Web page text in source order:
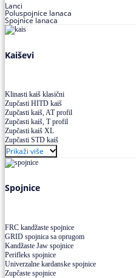
Lanci
Poluspojnice lanaca
Spojnice lanaca
Kaiševi
Klinasti kaiš klasični
Zupčasti HITD kaiš
Zupčasti kaiš, AT profil
Zupčasti kaiš, T profil
Zupčasti kaiš XL
Zupčasti STD kaiš
Uskoprofilno klinasto remenje
Uskoprofilno klinasto remenje spojeno
Uskoprofilno klinasto remenje XP extra power
Prikaži više
Spojnice
FRC kandžaste spojnice
GRID spojnica sa oprugom
Kandžaste Jaw spojnice
Perifleks spojnice
Univerzalne kardanske spojnice
Zupčaste spojnice